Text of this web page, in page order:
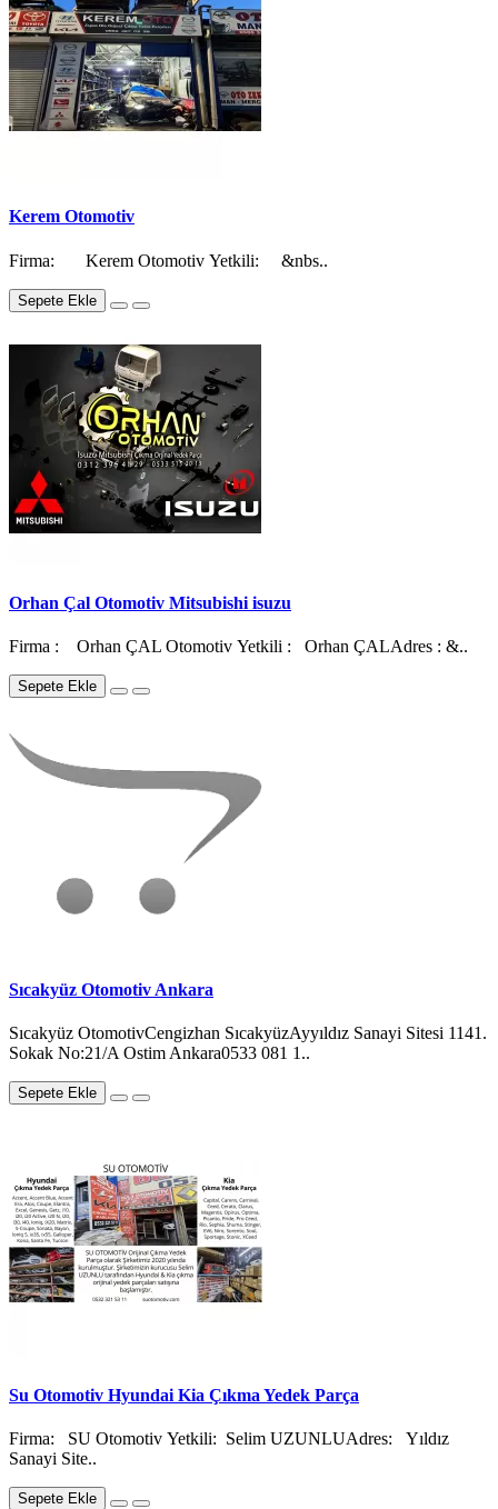
Kerem Otomotiv
Firma: Kerem Otomotiv Yetkili: &nbs..
Sepete Ekle
Orhan Çal Otomotiv Mitsubishi isuzu
Firma : Orhan ÇAL Otomotiv Yetkili : Orhan ÇALAdres : &..
Sepete Ekle
Sıcakyüz Otomotiv Ankara
Sıcakyüz OtomotivCengizhan SıcakyüzAyyıldız Sanayi Sitesi 1141.
Sokak No:21/A Ostim Ankara0533 081 1..
Sepete Ekle
Su Otomotiv Hyundai Kia Çıkma Yedek Parça
Firma: SU Otomotiv Yetkili: Selim UZUNLUAdres: Yıldız
Sanayi Site..
Sepete Ekle